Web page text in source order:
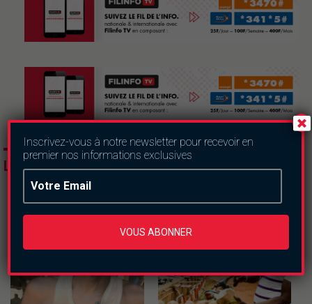
LES DERNIERS ARTICLES
Inscrivez-vous à notre newsletter pour recevoir en
premier nos informations exclusives
VOUS ABONNER